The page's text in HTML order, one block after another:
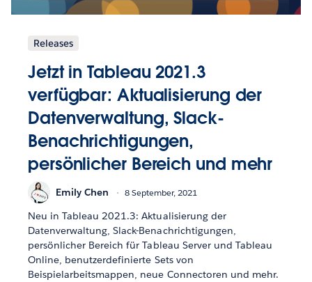
Releases
Jetzt in Tableau 2021.3
verfügbar: Aktualisierung der
Datenverwaltung, Slack-
Benachrichtigungen,
persönlicher Bereich und mehr
Emily Chen 8 September, 2021
Neu in Tableau 2021.3: Aktualisierung der
Datenverwaltung, Slack-Benachrichtigungen,
persönlicher Bereich für Tableau Server und Tableau
Online, benutzerdefinierte Sets von
Beispielarbeitsmappen, neue Connectoren und mehr.